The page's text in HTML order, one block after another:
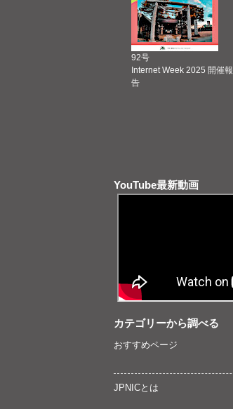
92号
Internet Week 2025 開催報
告
YouTube最新動画
カテゴリーから調べる
おすすめページ
JPNICとは